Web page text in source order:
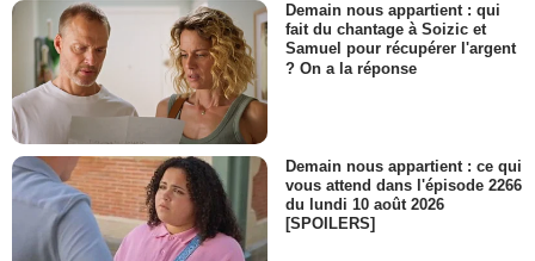
Demain nous appartient : qui
fait du chantage à Soizic et
Samuel pour récupérer l'argent
? On a la réponse
Demain nous appartient : ce qui
vous attend dans l'épisode 2266
du lundi 10 août 2026
[SPOILERS]